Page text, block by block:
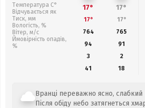
Температура С°
Відчувається як
Тиск, мм
Вологість, %
Вітер, м/с
Ймовірність опадів,
%
17° 17°
17° 17°
764
765
94
91
3
2
41
18
Вранці переважно ясно, слабкий
Після обіду небо затягнеться